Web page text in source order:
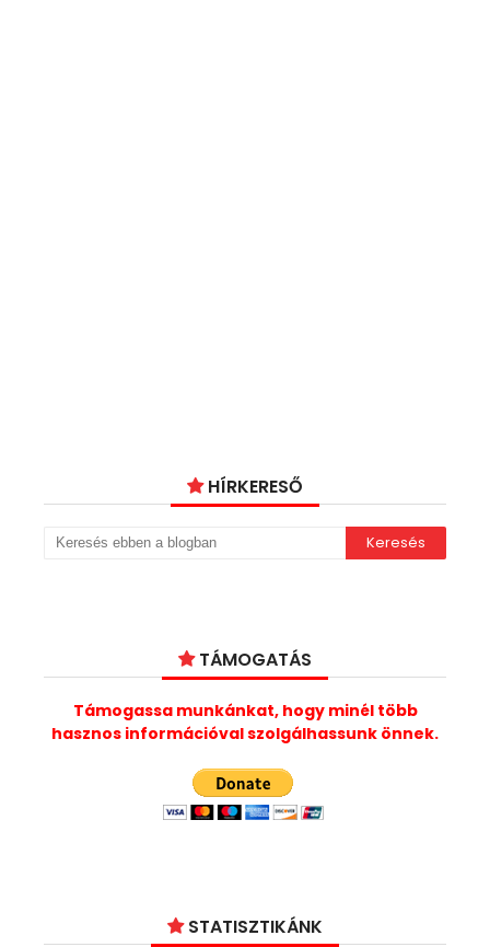
HÍRKERESŐ
TÁMOGATÁS
Támogassa munkánkat, hogy minél több
hasznos információval szolgálhassunk önnek.
STATISZTIKÁNK